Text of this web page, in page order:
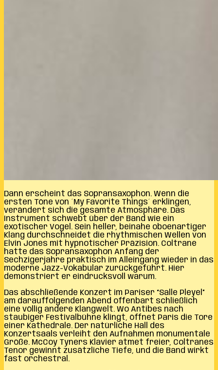
Dann erscheint das Sopransaxophon. Wenn die
ersten Töne von ´My Favorite Things´ erklingen,
verändert sich die gesamte Atmosphäre. Das
Instrument schwebt über der Band wie ein
exotischer Vogel. Sein heller, beinahe oboenartiger
Klang durchschneidet die rhythmischen Wellen von
Elvin Jones mit hypnotischer Präzision. Coltrane
hatte das Sopransaxophon Anfang der
Sechzigerjahre praktisch im Alleingang wieder in das
moderne Jazz-Vokabular zurückgeführt. Hier
demonstriert er eindrucksvoll warum.
Das abschließende Konzert im Pariser “Salle Pleyel”
am darauffolgenden Abend offenbart schließlich
eine völlig andere Klangwelt. Wo Antibes nach
staubiger Festivalbühne klingt, öffnet Paris die Tore
einer Kathedrale. Der natürliche Hall des
Konzertsaals verleiht den Aufnahmen monumentale
Größe. McCoy Tyners Klavier atmet freier, Coltranes
Tenor gewinnt zusätzliche Tiefe, und die Band wirkt
fast orchestral.